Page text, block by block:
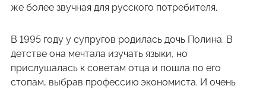
же более звучная для русского потребителя.
В 1995 году у супругов родилась дочь Полина. В
детстве она мечтала изучать языки, но
прислушалась к советам отца и пошла по его
стопам, выбрав профессию экономиста. И очень